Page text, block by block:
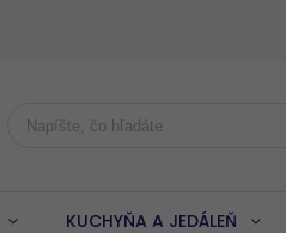
KUCHYŇA A JEDÁLEŇ